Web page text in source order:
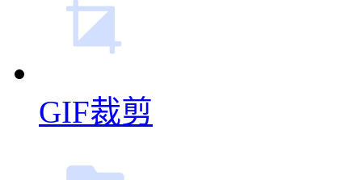
GIF编辑